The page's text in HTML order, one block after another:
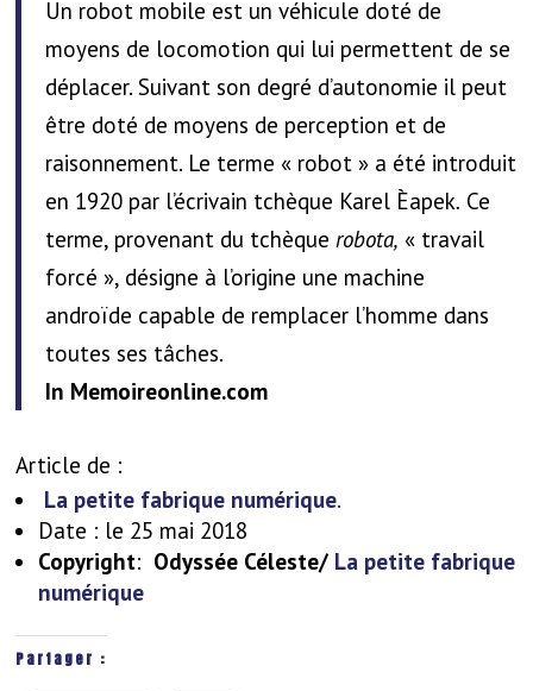
Un robot mobile est un véhicule doté de
moyens de locomotion qui lui permettent de se
déplacer. Suivant son degré d’autonomie il peut
être doté de moyens de perception et de
raisonnement. Le terme « robot » a été introduit
en 1920 par l’écrivain tchèque Karel Èapek. Ce
terme, provenant du tchèquerobota, « travail
forcé », désigne à l’origine une machine
androïde capable de remplacer l’homme dans
toutes ses tâches.
In Memoireonline.com
Article de :
La petite fabrique numérique.
Date : le 25 mai 2018
Copyright: Odyssée Céleste/ La petite fabrique
numérique
Partager :